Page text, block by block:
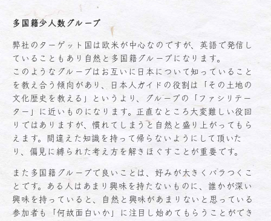
多国籍少人数グループ
弊社のターゲット国は欧米が中心なのですが、英語で発信し
ていることもあり自然と多国籍グループになります。
このようなグループはお互いに日本について知っていること
を教え合う傾向があり、日本人ガイドの役割は「その土地の
文化歴史を教える」というより、グループの「ファシリテー
ター」に近いものになります。正直なところ大変難しい役回
りではありますが、慣れてしまうと自然と盛り上がってもら
えます。間違えた知識を持って帰らないようにして頂いた
り、偏見に縛られた考え方を解きほぐすことが重要です。
また多国籍グループで良いことは、好みが大きくバラつくこ
とです。ある人はあまり興味を持たないものに、誰かが深い
興味を持っていると、自然と興味があまりないと思っている
参加者も「何故面白いか」に注目し始めてもらうことができ